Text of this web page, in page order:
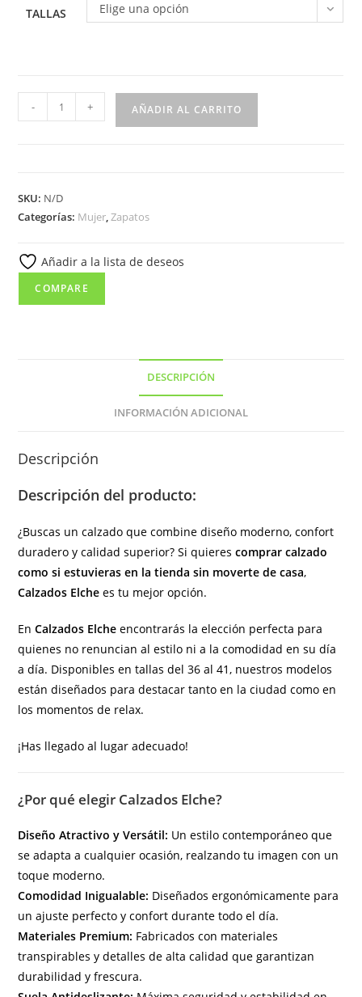
TALLAS Elige una opción
Mocasín
señora
en
de
color
cuero
- + AÑADIR AL CARRITO
SKU: N/D
Categorías: Mujer,Zapatos
Añadir a la lista de deseos
COMPARE
DESCRIPCIÓN
INFORMACIÓN ADICIONAL
Descripción
Descripción del producto:
¿Buscas un calzado que combine diseño moderno, confort
duradero y calidad superior? Si quierescomprar calzado
como si estuvieras en la tienda sin moverte de casa,
Calzados Elche es tu mejor opción.
EnCalzados Elche encontrarás la elección perfecta para
quienes no renuncian al estilo ni a la comodidad en su día
a día. Disponibles en tallas del 36 al 41, nuestros modelos
están diseñados para destacar tanto en la ciudad como en
los momentos de relax.
¡Has llegado al lugar adecuado!
¿Por qué elegir Calzados Elche?
Diseño Atractivo y Versátil: Un estilo contemporáneo que
se adapta a cualquier ocasión, realzando tu imagen con un
toque moderno.
Comodidad Inigualable: Diseñados ergonómicamente para
un ajuste perfecto y confort durante todo el día.
Materiales Premium: Fabricados con materiales
transpirables y detalles de alta calidad que garantizan
durabilidad y frescura.